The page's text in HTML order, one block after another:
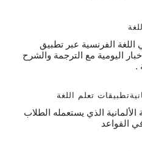
اللغة الفرنسية عبر تطبيق
اليومية مع الترجمة والشرح
.
تطبيقات تعلم اللغة
الألمانية الذي يستعمله الطلاب
القواعد